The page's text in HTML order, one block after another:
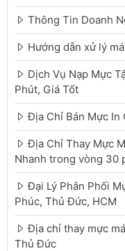
Thông Tin Doanh
Hướng dẫn xử lý
Dịch Vụ Nạp Mực
Phút, Giá Tốt
Địa Chỉ Bán Mực In
Địa Chỉ Thay Mực
Nhanh trong vòng 30
Đại Lý Phân Phối
Phúc, Thủ Đức, HCM
Địa chỉ thay mực
Thủ Đức